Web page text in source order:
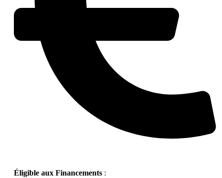
Éligible aux Financements :